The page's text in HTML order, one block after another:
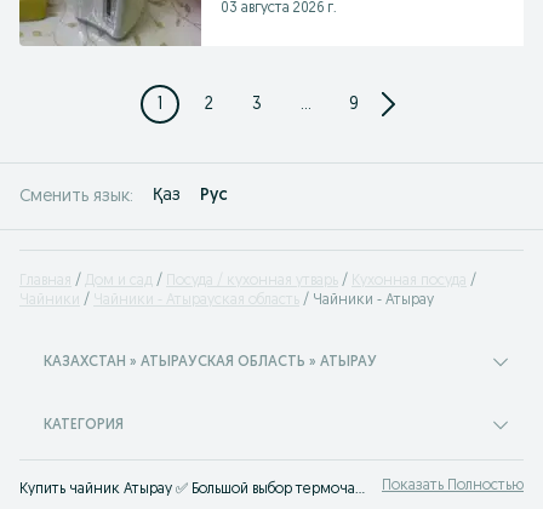
03 августа 2026 г.
1 2 3 ... 9
Сменить язык: Қаз Рус
Главная Дом и сад Посуда / кухонная утварь
Кухонная посуда
Чайники
Чайники - Атырауская область Чайники - Атырау
КАЗАХСТАН » АТЫРАУСКАЯ ОБЛАСТЬ » АТЫРАУ
КАТЕГОРИЯ
Купить чайник Атырау ✅ Большой выбор термочайников для всех видов плит ⭐ Купить огнеупорный чайник со свистком и заварником на OLX.kz! Показать Полностью